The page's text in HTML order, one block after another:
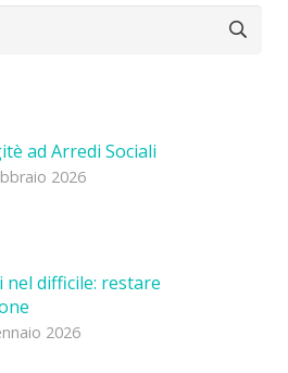
ad Arredi Sociali
2026
nel difficile: restare
2026